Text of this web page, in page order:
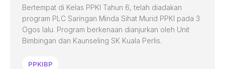
Bertempat di Kelas PPKI Tahun 6, telah diadakan
program PLC Saringan Minda Sihat Murid PPKI pada 3
Ogos lalu. Program berkenaan dianjurkan oleh Unit
Bimbingan dan Kaunseling SK Kuala Perlis.
PPKIBP